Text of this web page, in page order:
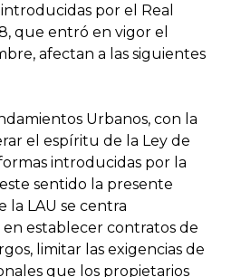
por el Real
que entró en vigor el
afectan a las siguientes
Urbanos, con la
el espíritu de la Ley de
introducidas por la
sentido la presente
la LAU se centra
establecer contratos de
limitar las exigencias de
que los propietarios